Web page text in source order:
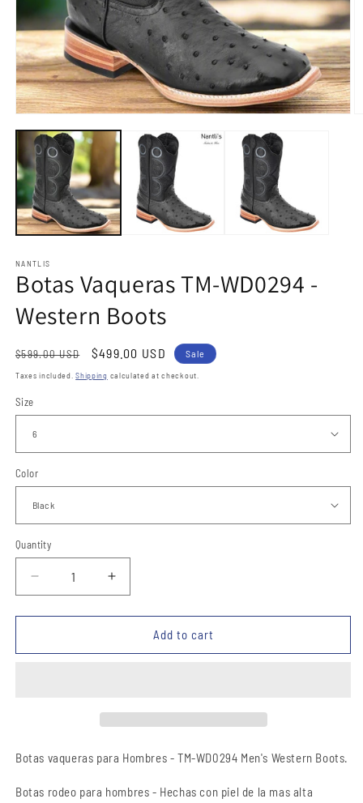
media
modal
NANTLIS
Botas Vaqueras TM-WD0294 -
Western Boots
Regular
price
$599.00 USD
Sale
price
$499.00 USD Sale
Taxes included.Shipping calculated at checkout.
Size
Color
Quantity
Quantity
Decrease
quantity
for
Vaqueras
Increase
quantity
for
Vaqueras
Add to cart
Botas vaqueras para Hombres - TM-WD0294 Men's Western Boots.
Botas rodeo para hombres - Hechas con piel de la mas alta